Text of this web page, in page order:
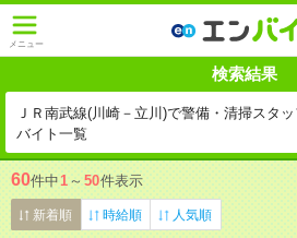
メニュー
検索結果
ＪＲ南武線(川崎－立川)で警備・清掃スタ
バイト一覧
60件中1 ～ 50件表示
新着順 時給順 人気順